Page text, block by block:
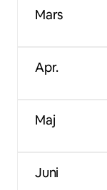
Mars
Apr.
Maj
Juni